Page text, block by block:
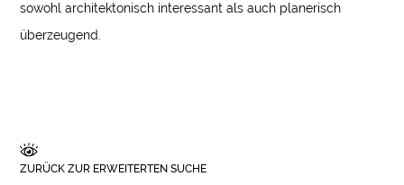
sowohl architektonisch interessant als auch planerisch
überzeugend.
ZURÜCK ZUR ERWEITERTEN SUCHE